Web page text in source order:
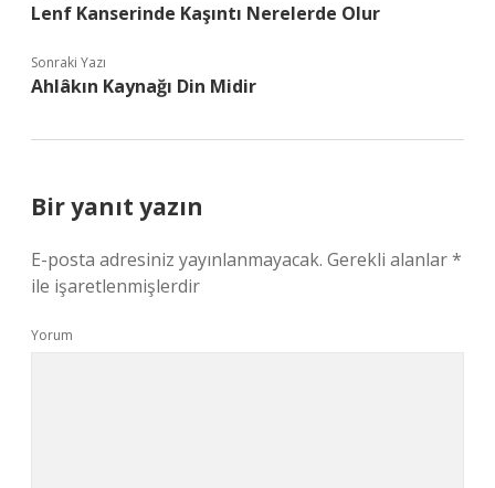
Lenf Kanserinde Kaşıntı Nerelerde Olur
Sonraki Yazı
Ahlâkın Kaynağı Din Midir
Bir yanıt yazın
E-posta adresiniz yayınlanmayacak. Gerekli alanlar*
ile işaretlenmişlerdir
Yorum